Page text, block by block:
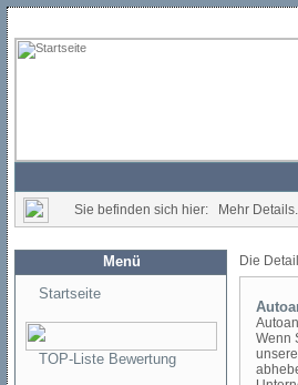
Sie befinden sich hier: Mehr
Menü
Startseite
TOP-Liste Bewertung
Die
Wenn